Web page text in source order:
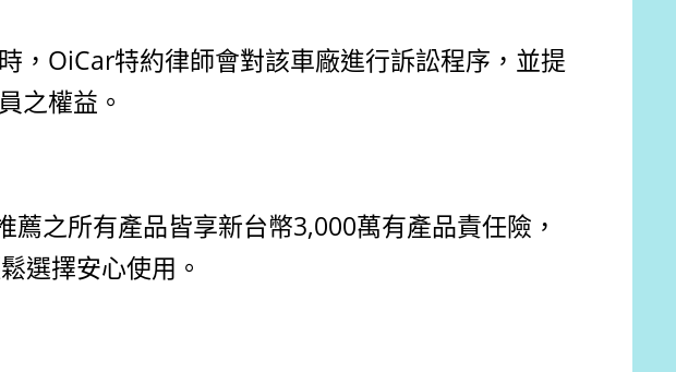
，OiCar特約律師會對該車廠進行訴訟程序，並提
之權益。
之所有產品皆享新台幣3,000萬有產品責任險，
選擇安心使用。